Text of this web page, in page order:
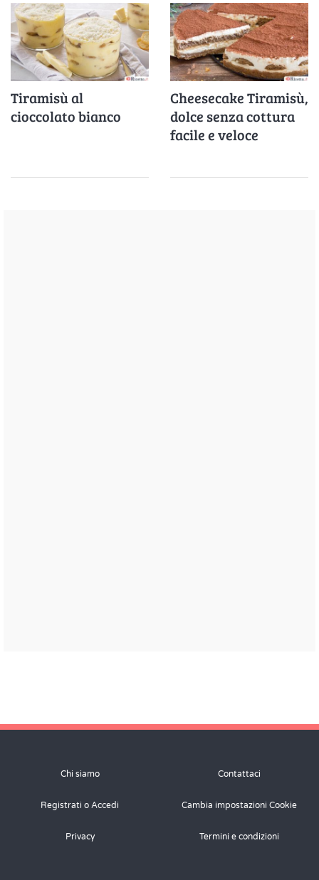
Tiramisù al
cioccolato bianco
Cheesecake Tiramisù,
dolce senza cottura
facile e veloce
Chi siamo Contattaci
Registrati o Accedi Cambia impostazioni Cookie
Privacy Termini e condizioni